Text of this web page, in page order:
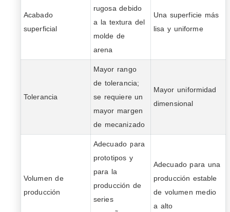
Acabado
superficial
rugosa debido
a la textura del
molde de
arena
Una superficie más
lisa y uniforme
Tolerancia
Mayor rango
de tolerancia;
se requiere un
mayor margen
de mecanizado
Mayor uniformidad
dimensional
Volumen de
producción
Adecuado para
prototipos y
para la
producción de
series
Adecuado para una
producción estable
de volumen medio
a alto